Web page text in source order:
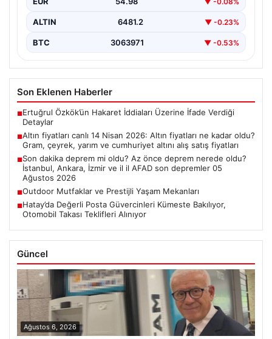
ALTIN 6481.2 ▼ -0.23%
BTC 3063971 ▼ -0.53%
Son Eklenen Haberler
■Ertuğrul Özkök’ün Hakaret İddiaları Üzerine İfade Verdiği
Detaylar
■Altın fiyatları canlı 14 Nisan 2026: Altın fiyatları ne kadar oldu?
Gram, çeyrek, yarım ve cumhuriyet altını alış satış fiyatları
■Son dakika deprem mi oldu? Az önce deprem nerede oldu?
İstanbul, Ankara, İzmir ve il il AFAD son depremler 05
Ağustos 2026
■Outdoor Mutfaklar ve Prestijli Yaşam Mekanları
■Hatay’da Değerli Posta Güvercinleri Kümeste Bakılıyor,
Otomobil Takası Teklifleri Alınıyor
Güncel
Ağustos 6, 2026